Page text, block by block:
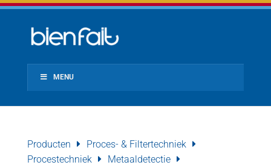
MENU
Producten
Proces- & Filtertechniek
Procestechniek
Metaaldetectie